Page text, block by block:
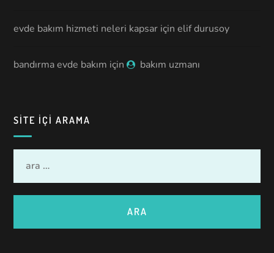
evde bakım hizmeti neleri kapsar içinelif durusoy
bandırma evde bakım için bakım uzmanı
SITE IÇI ARAMA